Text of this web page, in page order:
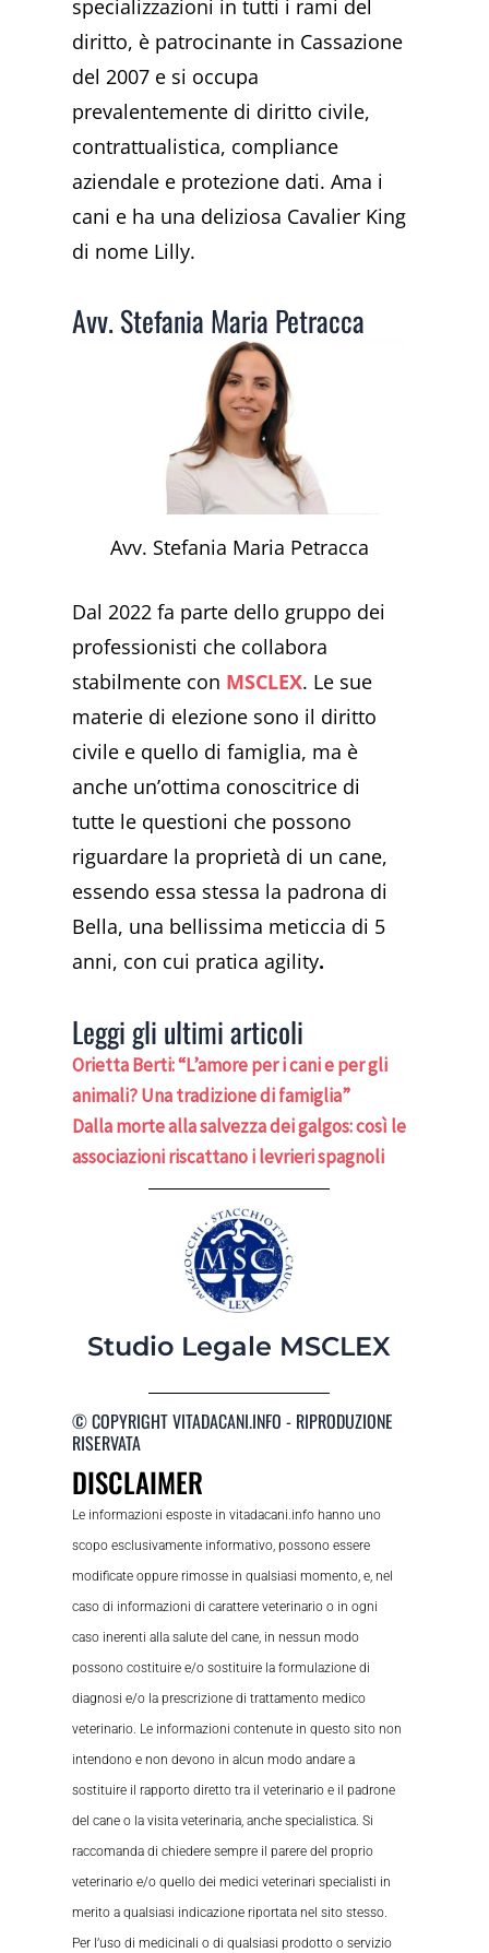
specializzazioni in tutti i rami del
diritto, è patrocinante in Cassazione
del 2007 e si occupa
prevalentemente di diritto civile,
contrattualistica, compliance
aziendale e protezione dati. Ama i
cani e ha una deliziosa Cavalier King
di nome Lilly.
Avv. Stefania Maria Petracca
Avv. Stefania Maria Petracca
Dal 2022 fa parte dello gruppo dei
professionisti che collabora
stabilmente con MSCLEX. Le sue
materie di elezione sono il diritto
civile e quello di famiglia, ma è
anche un’ottima conoscitrice di
tutte le questioni che possono
riguardare la proprietà di un cane,
essendo essa stessa la padrona di
Bella, una bellissima meticcia di 5
anni, con cui pratica agility.
Leggi gli ultimi articoli
Orietta Berti: “L’amore per i cani e per gli
animali? Una tradizione di famiglia”
Dalla morte alla salvezza dei galgos: così le
associazioni riscattano i levrieri spagnoli
Studio Legale MSCLEX
© COPYRIGHT VITADACANI.INFO - RIPRODUZIONE
RISERVATA
DISCLAIMER
Le informazioni esposte in vitadacani.info hanno uno
scopo esclusivamente informativo, possono essere
modificate oppure rimosse in qualsiasi momento, e, nel
caso di informazioni di carattere veterinario o in ogni
caso inerenti alla salute del cane, in nessun modo
possono costituire e/o sostituire la formulazione di
diagnosi e/o la prescrizione di trattamento medico
veterinario. Le informazioni contenute in questo sito non
intendono e non devono in alcun modo andare a
sostituire il rapporto diretto tra il veterinario e il padrone
del cane o la visita veterinaria, anche specialistica. Si
raccomanda di chiedere sempre il parere del proprio
veterinario e/o quello dei medici veterinari specialisti in
merito a qualsiasi indicazione riportata nel sito stesso.
Per l’uso di medicinali o di qualsiasi prodotto o servizio